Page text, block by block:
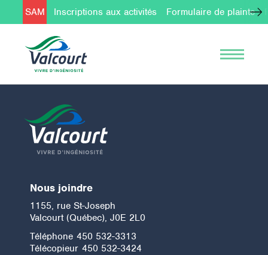
SAM Inscriptions aux activités Formulaire de plainte
Nous joindre
1155, rue St-Joseph
Valcourt (Québec), J0E 2L0
Téléphone 450 532-3313
Télécopieur 450 532-3424